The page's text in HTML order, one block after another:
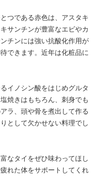
つである赤色は、アスタキ
サンチンが豊富なエビやカ
チンには強い抗酸化作用が
できます。近年は化粧品に
イノシン酸をはじめグルタ
焼きはもちろん、刺身でも
ラ、頭や骨を煮出して作る
として欠かせない料理でし
なタイをぜひ味わってほし
れた体をサポートしてくれ